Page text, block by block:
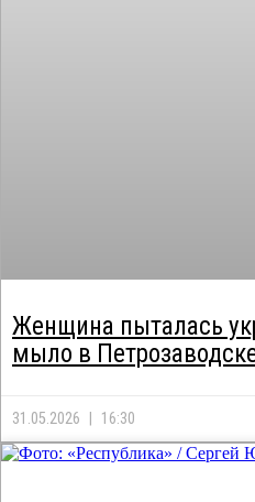
Женщина пыталась
мыло в
31.05.2026 16:30